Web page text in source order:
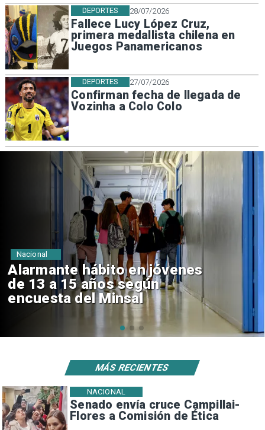
28/07/2026
Fallece Lucy López Cruz,
primera medallista chilena en
Juegos Panamericanos
DEPORTES
27/07/2026
Confirman fecha de llegada de
Vozinha a Colo Colo
DEPORTES
Aprueban creación del Parque
Sebastián Piñera con inversión
de $4 mil millones
Regiones
Senado envía cruce Campillai-
Flores a Comisión de Ética
NACIONAL
MÁS RECIENTES